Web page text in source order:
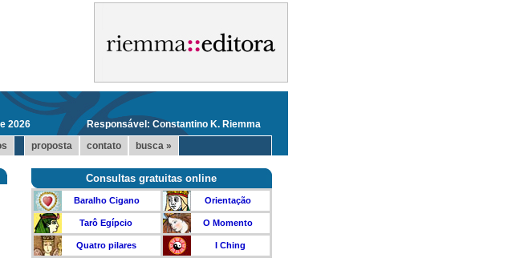
2026
Responsável: Constantino K. Riemma
proposta contato busca »
Consultas gratuitas online
Baralho Cigano
Tarô Egípcio
Quatro pilares
Orientação
O Momento
I Ching